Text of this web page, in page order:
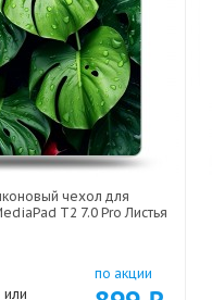
чехол для
T2 7.0 Pro Листья
или
по акции